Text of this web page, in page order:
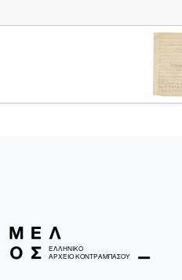
πιασμένοι χέρι με χέρι
το ανασηκωμένο φρύδι του
Πίσω απ’ τις σκοτεινές
παραμονεύει το τριχωτό
Σε λίγο άρχισε ν’ αστράφτει
Την πρώτη φορά τα μάτια μου